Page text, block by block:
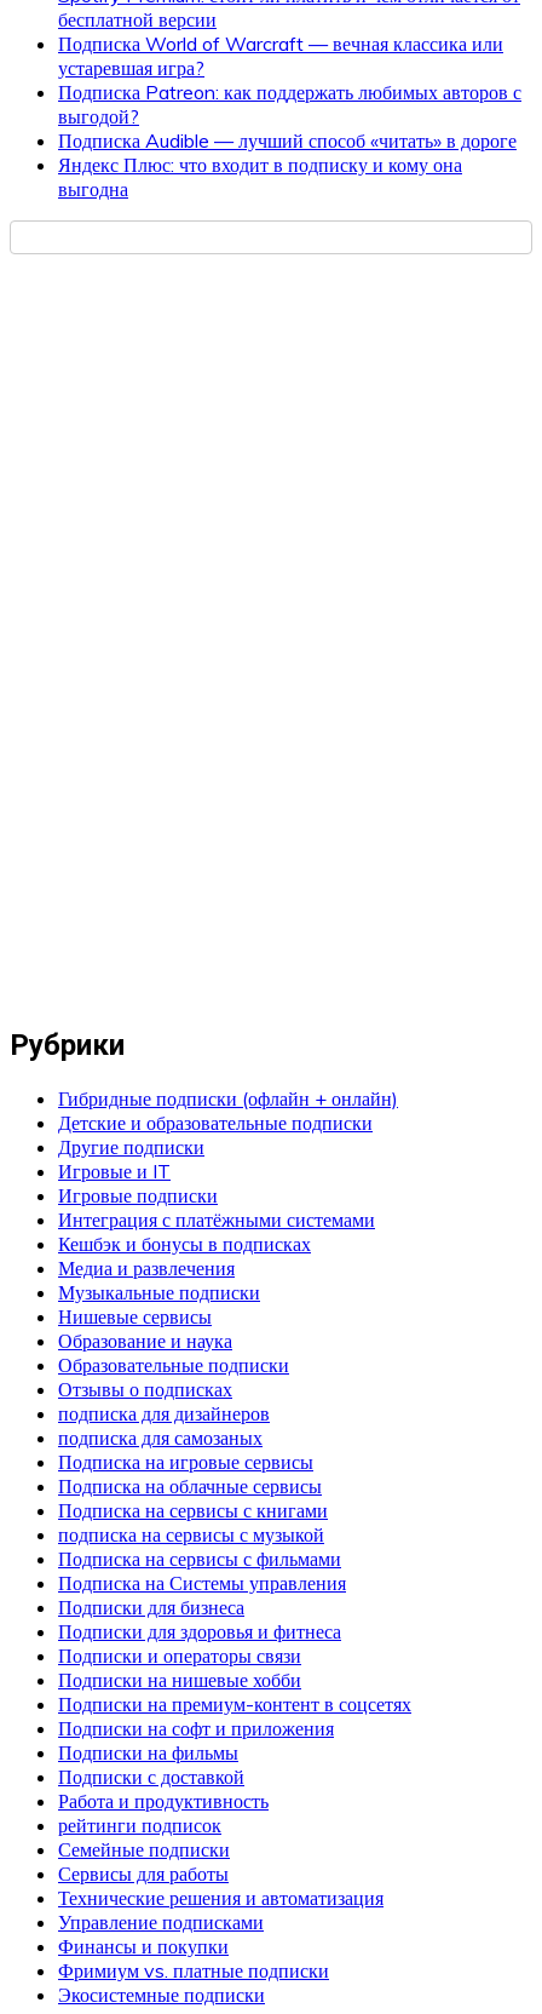
бесплатной версии
Подписка World of Warcraft — вечная классика или
устаревшая игра?
Подписка Patreon: как поддержать любимых авторов с
выгодой?
Подписка Audible — лучший способ «читать» в дороге
Яндекс Плюс: что входит в подписку и кому она
выгодна
Рубрики
Гибридные подписки (офлайн + онлайн)
Детские и образовательные подписки
Другие подписки
Игровые и IT
Игровые подписки
Интеграция с платёжными системами
Кешбэк и бонусы в подписках
Медиа и развлечения
Музыкальные подписки
Нишевые сервисы
Образование и наука
Образовательные подписки
Отзывы о подписках
подписка для дизайнеров
подписка для самозаных
Подписка на игровые сервисы
Подписка на облачные сервисы
Подписка на сервисы с книгами
подписка на сервисы с музыкой
Подписка на сервисы с фильмами
Подписка на Системы управления
Подписки для бизнеса
Подписки для здоровья и фитнеса
Подписки и операторы связи
Подписки на нишевые хобби
Подписки на премиум-контент в соцсетях
Подписки на софт и приложения
Подписки на фильмы
Подписки с доставкой
Работа и продуктивность
рейтинги подписок
Семейные подписки
Сервисы для работы
Технические решения и автоматизация
Управление подписками
Финансы и покупки
Фримиум vs. платные подписки
Экосистемные подписки